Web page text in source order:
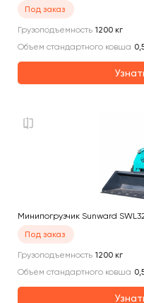
Под заказ
Грузоподъемность 1200 кг
Объем стандартного ковша
Минипогрузчик Sunward
Под заказ
Грузоподъемность 1200 кг
Объем стандартного ковша